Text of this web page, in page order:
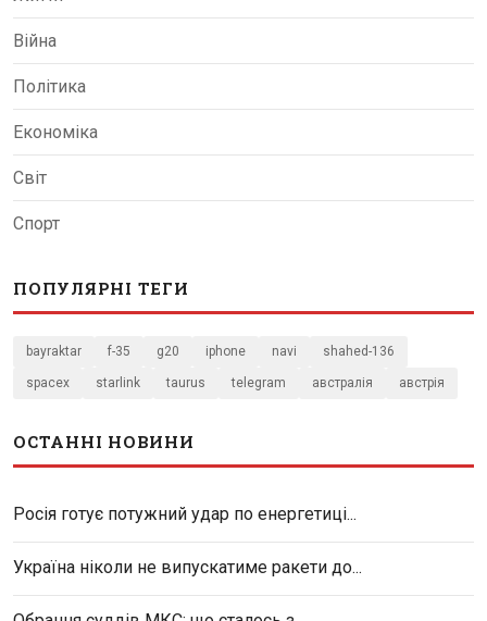
Війна
Політика
Економіка
Світ
Спорт
ПОПУЛЯРНІ ТЕГИ
bayraktar f-35 g20 iphone navi shahed-136
spacex starlink taurus telegram австралія австрія
ОСТАННІ НОВИНИ
Росія готує потужний удар по енергетиці...
Україна ніколи не випускатиме ракети до...